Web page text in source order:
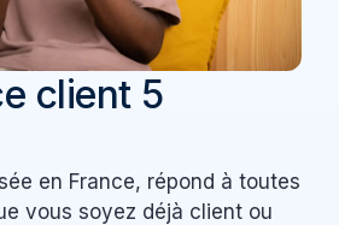
client 5
en France, répond à toutes
vous soyez déjà client ou